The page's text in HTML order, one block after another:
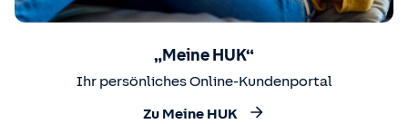
„Meine HUK“
Ihr persönliches Online-Kundenportal
Zu Meine HUK